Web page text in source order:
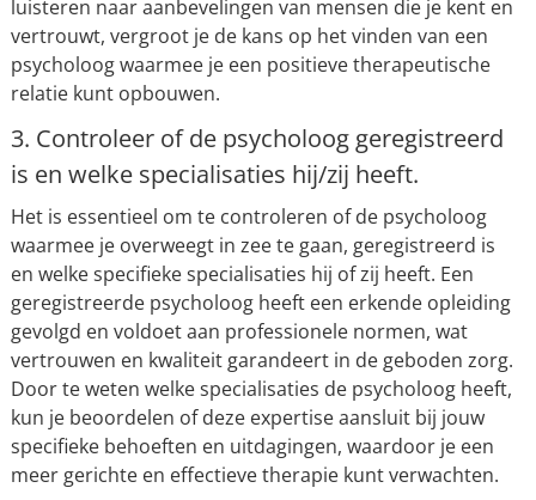
luisteren naar aanbevelingen van mensen die je kent en
vertrouwt, vergroot je de kans op het vinden van een
psycholoog waarmee je een positieve therapeutische
relatie kunt opbouwen.
3. Controleer of de psycholoog geregistreerd
is en welke specialisaties hij/zij heeft.
Het is essentieel om te controleren of de psycholoog
waarmee je overweegt in zee te gaan, geregistreerd is
en welke specifieke specialisaties hij of zij heeft. Een
geregistreerde psycholoog heeft een erkende opleiding
gevolgd en voldoet aan professionele normen, wat
vertrouwen en kwaliteit garandeert in de geboden zorg.
Door te weten welke specialisaties de psycholoog heeft,
kun je beoordelen of deze expertise aansluit bij jouw
specifieke behoeften en uitdagingen, waardoor je een
meer gerichte en effectieve therapie kunt verwachten.